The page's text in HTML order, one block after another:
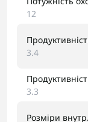
12
3.4
3.3
Розміри